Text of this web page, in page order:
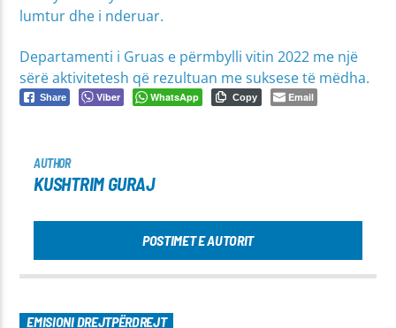
lumtur dhe i nderuar.
Departamenti i Gruas e përmbylli vitin 2022 me një
sërë aktivitetesh që rezultuan me suksese të mëdha.
Share Viber WhatsApp Copy Email
AUTHOR
KUSHTRIM GURAJ
POSTIMET E AUTORIT
EMISIONI DREJTPËRDREJT